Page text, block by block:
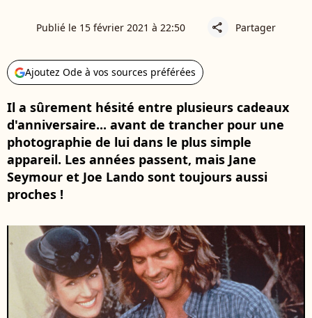
Publié le 15 février 2021 à 22:50 share Partager
Ajoutez Ode à vos sources préférées
Il a sûrement hésité entre plusieurs cadeaux
d'anniversaire... avant de trancher pour une
photographie de lui dans le plus simple
appareil. Les années passent, mais Jane
Seymour et Joe Lando sont toujours aussi
proches !